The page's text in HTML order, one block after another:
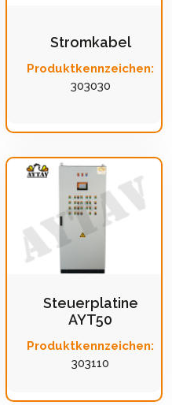
Stromkabel
Produktkennzeichen:
303030
Steuerplatine
AYT50
Produktkennzeichen:
303110